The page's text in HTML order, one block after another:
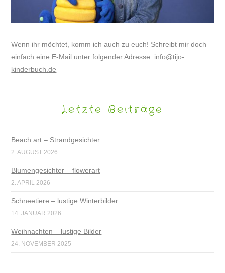
Wenn ihr möchtet, komm ich auch zu euch! Schreibt mir doch
einfach eine E-Mail unter folgender Adresse: info@tijo-
kinderbuch.de
Letzte Beiträge
Beach art – Strandgesichter
2. AUGUST 2026
Blumengesichter – flowerart
2. APRIL 2026
Schneetiere – lustige Winterbilder
14. JANUAR 2026
Weihnachten – lustige Bilder
24. NOVEMBER 2025